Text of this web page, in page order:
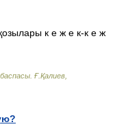
к е ж е к-к е ж
Ғ.Қалиев,